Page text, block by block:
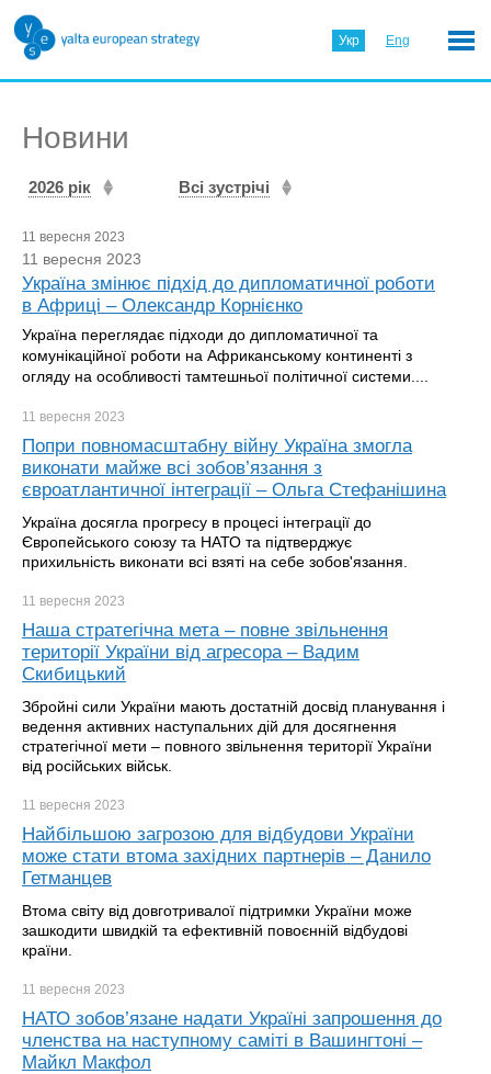
Укр Eng
Новини
2026 рік Всі зустрічі
11 вересня 2023
11 вересня 2023
Україна змінює підхід до дипломатичної роботи
в Африці – Олександр Корнієнко
Україна переглядає підходи до дипломатичної та
комунікаційної роботи на Африканському континенті з
огляду на особливості тамтешньої політичної системи....
11 вересня 2023
Попри повномасштабну війну Україна змогла
виконати майже всі зобов’язання з
євроатлантичної інтеграції – Ольга Стефанішина
Україна досягла прогресу в процесі інтеграції до
Європейського союзу та НАТО та підтверджує
прихильність виконати всі взяті на себе зобов'язання.
11 вересня 2023
Наша стратегічна мета – повне звільнення
території України від агресора – Вадим
Скибицький
Збройні сили України мають достатній досвід планування і
ведення активних наступальних дій для досягнення
стратегічної мети – повного звільнення території України
від російських військ.
11 вересня 2023
Найбільшою загрозою для відбудови України
може стати втома західних партнерів – Данило
Гетманцев
Втома світу від довготривалої підтримки України може
зашкодити швидкій та ефективній повоєнній відбудові
країни.
11 вересня 2023
НАТО зобов’язане надати Україні запрошення до
членства на наступному саміті в Вашингтоні –
Майкл Макфол